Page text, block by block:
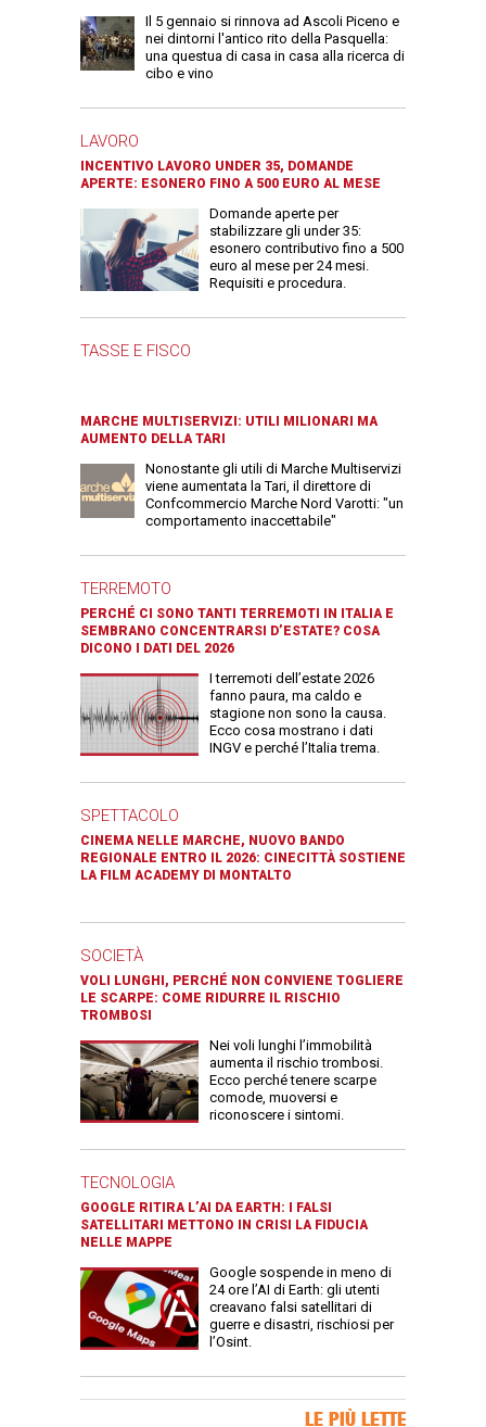
Il 5 gennaio si rinnova ad Ascoli Piceno e
nei dintorni l'antico rito della Pasquella:
una questua di casa in casa alla ricerca di
cibo e vino
LAVORO
INCENTIVO LAVORO UNDER 35, DOMANDE
APERTE: ESONERO FINO A 500 EURO AL MESE
Domande aperte per
stabilizzare gli under 35:
esonero contributivo fino a 500
euro al mese per 24 mesi.
Requisiti e procedura.
TASSE E FISCO
MARCHE MULTISERVIZI: UTILI MILIONARI MA
AUMENTO DELLA TARI
Nonostante gli utili di Marche Multiservizi
viene aumentata la Tari, il direttore di
Confcommercio Marche Nord Varotti: "un
comportamento inaccettabile"
TERREMOTO
PERCHÉ CI SONO TANTI TERREMOTI IN ITALIA E
SEMBRANO CONCENTRARSI D’ESTATE? COSA
DICONO I DATI DEL 2026
I terremoti dell’estate 2026
fanno paura, ma caldo e
stagione non sono la causa.
Ecco cosa mostrano i dati
INGV e perché l’Italia trema.
SPETTACOLO
CINEMA NELLE MARCHE, NUOVO BANDO
REGIONALE ENTRO IL 2026: CINECITTÀ SOSTIENE
LA FILM ACADEMY DI MONTALTO
SOCIETÀ
VOLI LUNGHI, PERCHÉ NON CONVIENE TOGLIERE
LE SCARPE: COME RIDURRE IL RISCHIO
TROMBOSI
Nei voli lunghi l’immobilità
aumenta il rischio trombosi.
Ecco perché tenere scarpe
comode, muoversi e
riconoscere i sintomi.
TECNOLOGIA
GOOGLE RITIRA L’AI DA EARTH: I FALSI
SATELLITARI METTONO IN CRISI LA FIDUCIA
NELLE MAPPE
Google sospende in meno di
24 ore l’AI di Earth: gli utenti
creavano falsi satellitari di
guerre e disastri, rischiosi per
l’Osint.
LE PIÙ LETTE